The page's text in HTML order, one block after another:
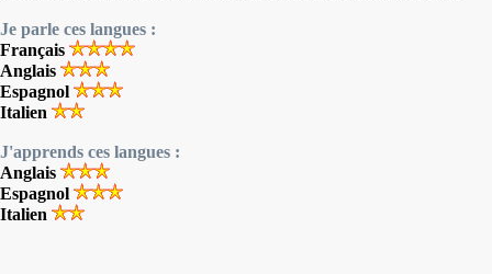
Je parle ces langues :
Français
Anglais
Espagnol
Italien
J'apprends ces langues :
Anglais
Espagnol
Italien